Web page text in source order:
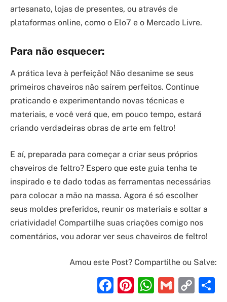
artesanato, lojas de presentes, ou através de
plataformas online, como o Elo7 e o Mercado Livre.
Para não esquecer:
A prática leva à perfeição! Não desanime se seus
primeiros chaveiros não saírem perfeitos. Continue
praticando e experimentando novas técnicas e
materiais, e você verá que, em pouco tempo, estará
criando verdadeiras obras de arte em feltro!
E aí, preparada para começar a criar seus próprios
chaveiros de feltro? Espero que este guia tenha te
inspirado e te dado todas as ferramentas necessárias
para colocar a mão na massa. Agora é só escolher
seus moldes preferidos, reunir os materiais e soltar a
criatividade! Compartilhe suas criações comigo nos
comentários, vou adorar ver seus chaveiros de feltro!
Amou este Post? Compartilhe ou Salve:
Facebook
Pinterest
Gmail